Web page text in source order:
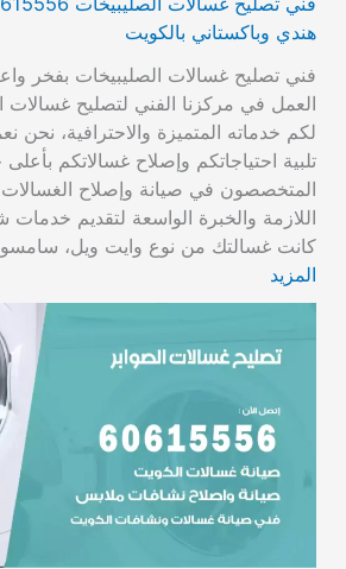
هندي وباكستاني بالكويت
فني تصليح غسالات الصليبيخات بفخر
العمل في مركزنا الفني لتصليح غسالات
لكم خدماته المتميزة والاحترافية، نحن
تلبية احتياجاتكم وإصلاح غسالاتكم بأعلى
المتخصصون في صيانة وإصلاح
اللازمة والخبرة الواسعة لتقديم خدمات
كانت غسالتك من نوع وايت ويل،
المزيد